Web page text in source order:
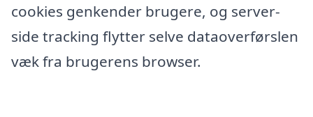
cookies genkender brugere, og server-
side tracking flytter selve dataoverførslen
væk fra brugerens browser.